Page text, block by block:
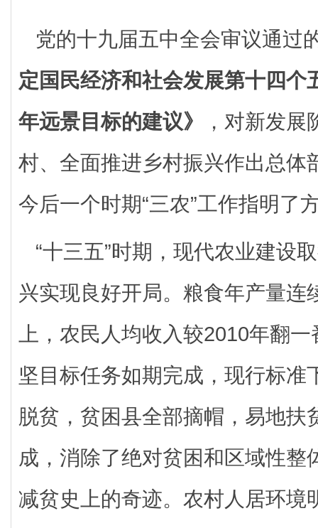
党的十九届五中全会审议通过
定国民经济和社会发展第十四个
年远景目标的建议》
，对新发
村、全面推进乡村振兴作出总体
今后一个时期“三农”工作指明了
“十三五”时期，现代农业建设
兴实现良好开局。粮食年产量连
上，农民人均收入较2010年翻
坚目标任务如期完成，现行标准
脱贫，贫困县全部摘帽，易地扶
成，消除了绝对贫困和区域性整
减贫史上的奇迹。农村人居环境